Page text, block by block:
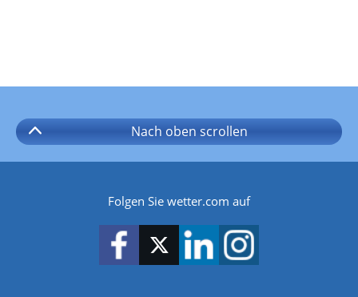
Nach oben scrollen
Folgen Sie wetter.com auf